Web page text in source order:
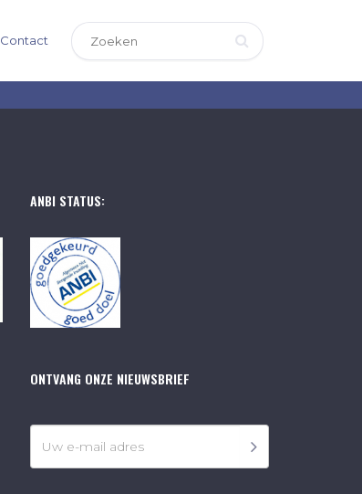
Contact
ANBI STATUS:
ONTVANG ONZE NIEUWSBRIEF